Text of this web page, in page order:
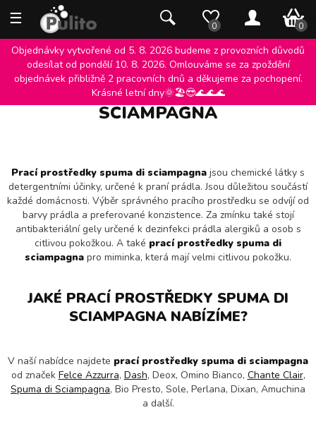
☰ 0 0
0
Objednávky vytvořené od 5. 8. 2026 budeme z provozních důvodů
odesílat od pondělí 10. 8. 2026. Omlouváme se za zpoždění
objednávek přibližně 2 pracovních dnů a děkujeme za pochopení.
Krásné letní dny🌞🏖️😎🌊🌊🌊
PRACÍ PROSTŘEDKY SPUMA DI
SCIAMPAGNA
Prací prostředky spuma di sciampagna jsou chemické látky s
detergentními účinky, určené k praní prádla. Jsou důležitou součástí
každé domácnosti. Výběr správného pracího prostředku se odvíjí od
barvy prádla a preferované konzistence. Za zmínku také stojí
antibakteriální gely určené k dezinfekci prádla alergiků a osob s
citlivou pokožkou. A také prací prostředky spuma di
sciampagna pro miminka, která mají velmi citlivou pokožku.
JAKÉ PRACÍ PROSTŘEDKY SPUMA DI
SCIAMPAGNANABÍZÍME?
V naší nabídce najdete prací prostředky spuma di sciampagna
od značek Felce Azzurra, Dash, Deox, Omino Bianco, Chante Clair,
Spuma di Sciampagna, Bio Presto, Sole, Perlana, Dixan, Amuchina
a další.